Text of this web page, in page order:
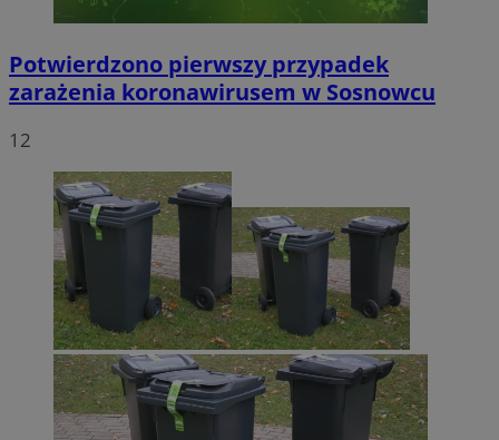
Potwierdzono pierwszy przypadek
zarażenia koronawirusem w Sosnowcu
12